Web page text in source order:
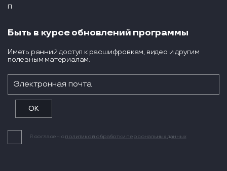
Быть в курсе обновлений программы
Иметь ранний доступ к расшифровкам, видео и другим
полезным материалам.
Я согласен с политикой обработки персональных данных